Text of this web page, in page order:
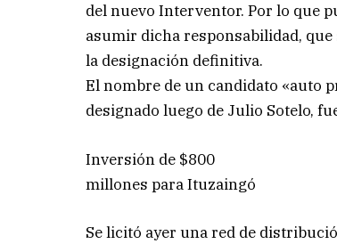
del nuevo Interventor. Por lo que
asumir dicha responsabilidad,
la designación definitiva.
El nombre de un candidato «auto
designado luego de Julio Sotelo,
Inversión de $800
millones para Ituzaingó
Se licitó ayer una red de